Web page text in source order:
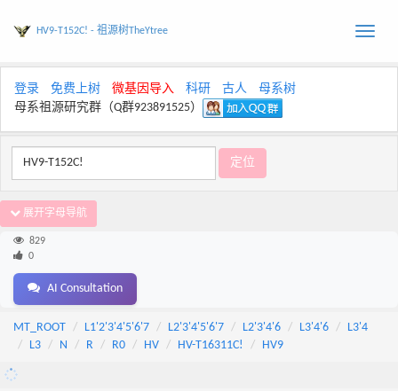
Toggle
HV9-T152C! - 祖源树TheYtree
登录 免费上树 微基因导入 科研 古人
母系树
母系祖源研究群（Q群923891525）
展开字母导航
829
0
AI Consultation
MT_ROOT L1'2'3'4'5'6'7 L2'3'4'5'6'7 L2'3'4'6 L3'4'6
L3'4
L3
N R R0 HV HV-T16311C! HV9